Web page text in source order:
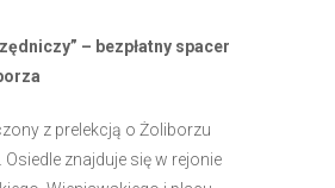
– bezpłatny spacer
z prelekcją o Żoliborzu
Osiedle znajduje się w rejonie